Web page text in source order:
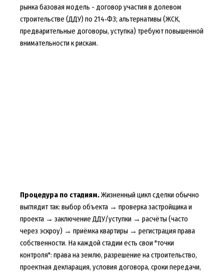
рынка базовая модель - договор участия в долевом
строительстве (ДДУ) по 214‑ФЗ; альтернативы (ЖСК,
предварительные договоры, уступка) требуют повышенной
внимательности к рискам.
Процедура по стадиям.Жизненный цикл сделки обычно
выглядит так: выбор объекта → проверка застройщика и
проекта → заключение ДДУ/уступки → расчёты (часто
через эскроу) → приёмка квартиры → регистрация права
собственности. На каждой стадии есть свои "точки
контроля": права на землю, разрешение на строительство,
проектная декларация, условия договора, сроки передачи,